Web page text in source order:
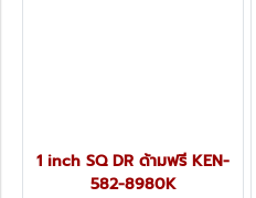
1 inch SQ DR ด้ามฟรี KEN-
582-8980K